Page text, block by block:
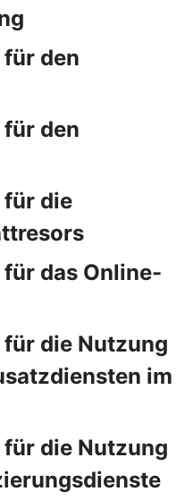
den
den
für die
das Online-
die Nutzung
im
die Nutzung